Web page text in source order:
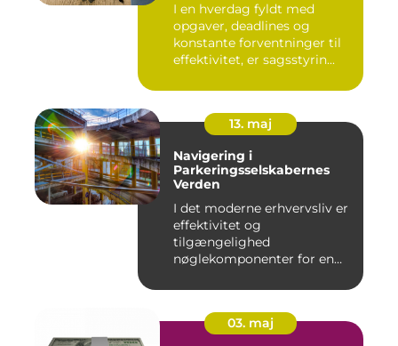
I en hverdag fyldt med
opgaver, deadlines og
konstante forventninger til
effektivitet, er sagsstyrin...
13. maj
Navigering i
Parkeringsselskabernes
Verden
I det moderne erhvervsliv er
effektivitet og
tilgængelighed
nøglekomponenter for en
03. maj